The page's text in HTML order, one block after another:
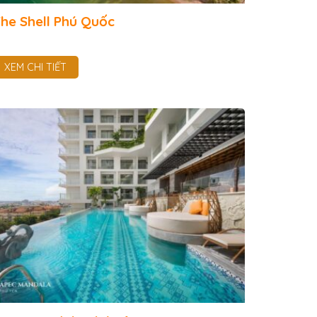
Shell Phú Quốc
XEM CHI TIẾT